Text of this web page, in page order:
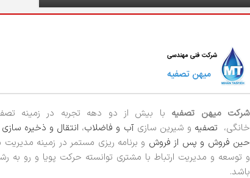
شرکت میهن تصفیه با بیش از دو دهه تجربه در زمینه
خانگی، تصفیه و شیرین سازیآب و فاضلاب، انتقال و ذخیره
حین فروش و پس از فروش و برنامه ریزی مستمر در زمینه
و توسعه و مدیریت ارتباط با مشتری توانسته حرکت پویا و رو
باشد.